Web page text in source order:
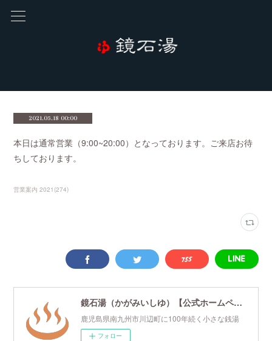
2021.05.18 00:00
本日は通常営業（9:00~20:00）となっております。ご来店お待
ちしております。
営業案内 2021 (274)
鏡石湯（かがみいしゆ）【公式ホームページ】
鹿児島県南九州市川辺町に100年続く小さな銭湯
フォロー